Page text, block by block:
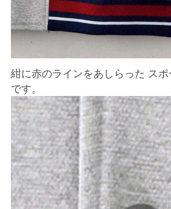
紺に赤のラインをあしらった ス
です。